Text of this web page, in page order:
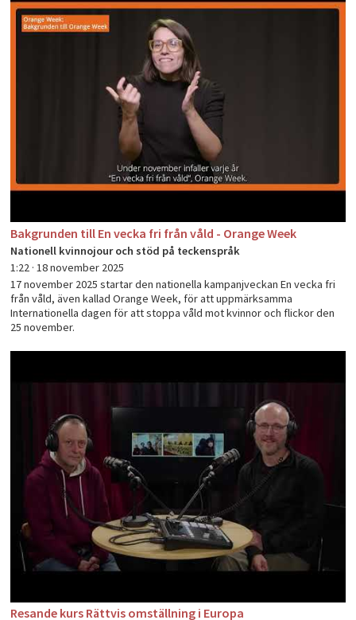
Bakgrunden till En vecka fri från våld - Orange Week
Nationell kvinnojour och stöd på teckenspråk
1:22 ·18 november 2025
17 november 2025 startar den nationella kampanjveckan En vecka fri
från våld, även kallad Orange Week, för att uppmärksamma
Internationella dagen för att stoppa våld mot kvinnor och flickor den
25 november.
Resande kurs Rättvis omställning i Europa